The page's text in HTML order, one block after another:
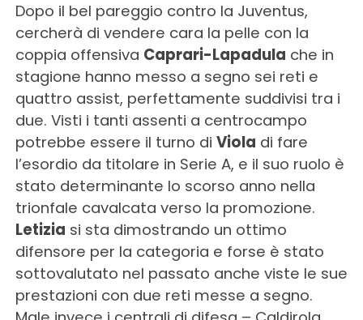
Dopo il bel pareggio contro la Juventus,
cercherà di vendere cara la pelle con la
coppia offensiva Caprari-Lapadula che in
stagione hanno messo a segno sei reti e
quattro assist, perfettamente suddivisi tra i
due. Visti i tanti assenti a centrocampo
potrebbe essere il turno di Viola di fare
l’esordio da titolare in Serie A, e il suo ruolo è
stato determinante lo scorso anno nella
trionfale cavalcata verso la promozione.
Letizia si sta dimostrando un ottimo
difensore per la categoria e forse è stato
sottovalutato nel passato anche viste le sue
prestazioni con due reti messe a segno.